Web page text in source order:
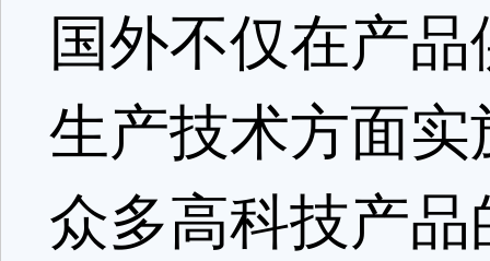
国外不仅在产
生产技术方面
众多高科技产